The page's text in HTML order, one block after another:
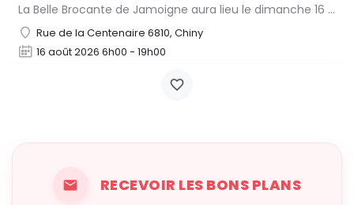
La Belle Brocante de Jamoigne aura lieu le dimanche 16 août 2026 de 6h00 à 18h00, proposant une centaine…
Rue de la Centenaire 6810, Chiny
16 août 2026 6h00 - 19h00
RECEVOIR LES BONS PLANS